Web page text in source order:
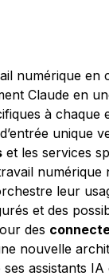
numérique en
Claude en
à chaque
unique
et les services
numérique
leur
et des
des
nouvelle
assistants IA